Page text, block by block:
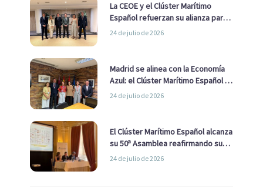
La CEOE y el Clúster Marítimo
Español refuerzan su alianza para
impulsar una estrategia Nacional
24 de julio de 2026
Madrid se alinea con la Economía
Azul: el Clúster Marítimo Español y
la Real Liga Naval avanzan alianzas
24 de julio de 2026
El Clúster Marítimo Español alcanza
su 50ª Asamblea reafirmando su
liderazgo en la Economía Azul
24 de julio de 2026